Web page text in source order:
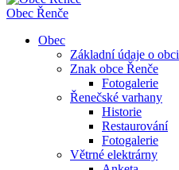
Obec Řenče
Obec
Základní údaje o obci
Znak obce Řenče
Fotogalerie
Řenečské varhany
Historie
Restaurování
Fotogalerie
Větrné elektrárny